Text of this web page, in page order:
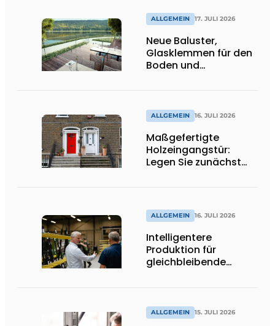
ALLGEMEIN 17. JULI 2026
Neue Baluster,
Glasklemmen für den
Boden und
ALLGEMEIN 16. JULI 2026
Maßgefertigte
Holzeingangstür:
Legen Sie zunächst
ALLGEMEIN 16. JULI 2026
Intelligentere
Produktion für
gleichbleibende
ALLGEMEIN 15. JULI 2026